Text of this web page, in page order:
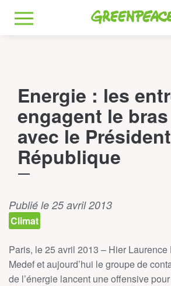
Greenpeace
MENU
Energie : les
engagent le
avec le
République
Publié le 25 avril 2013
Climat
Paris, le 25 avril 2013 – Hier
Medef et aujourd’hui le groupe de
de l’énergie lancent une offensive